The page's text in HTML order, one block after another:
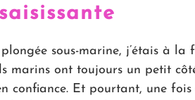
sous-marine, j’étais à la
marins ont toujours un petit
confiance. Et pourtant, une fois